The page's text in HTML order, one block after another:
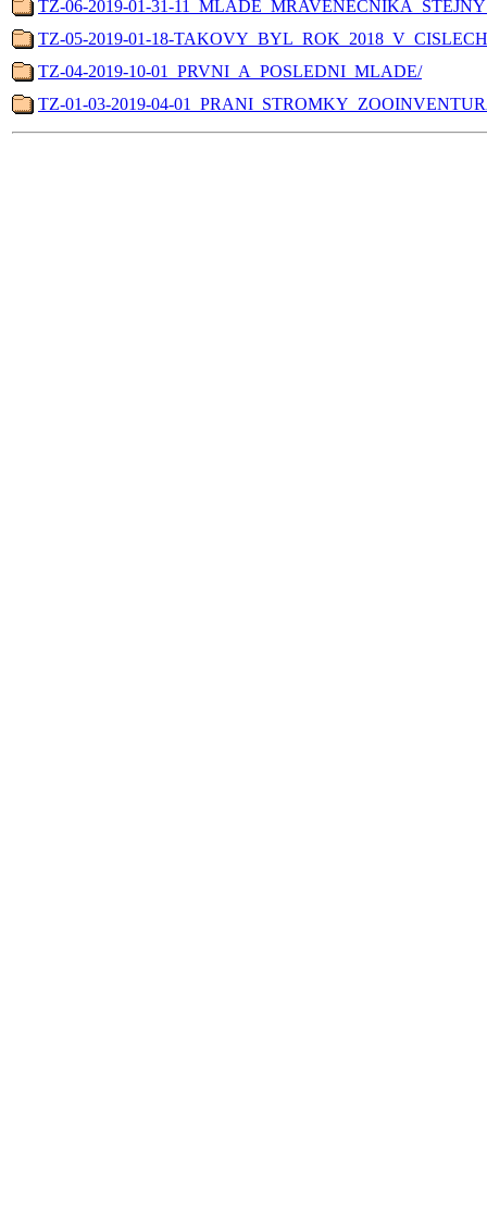
TZ-06-2019-01-31-
TZ-05-2019-01-18-
TZ-04-2019-10-01_PRVNI_A_POSLEDNI_MLADE/
TZ-01-03-2019-04-